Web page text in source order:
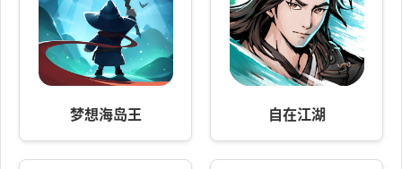
梦想海岛王 自在江湖